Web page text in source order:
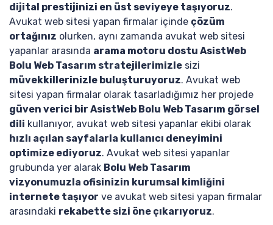
dijital prestijinizi en üst seviyeye taşıyoruz.
Avukat web sitesi yapan firmalar içinde çözüm
ortağınız olurken, aynı zamanda avukat web sitesi
yapanlar arasında arama motoru dostu AsistWeb
Bolu Web Tasarım stratejilerimizle sizi
müvekkillerinizle buluşturuyoruz. Avukat web
sitesi yapan firmalar olarak tasarladığımız her projede
güven verici bir AsistWeb Bolu Web Tasarım görsel
dili kullanıyor, avukat web sitesi yapanlar ekibi olarak
hızlı açılan sayfalarla kullanıcı deneyimini
optimize ediyoruz. Avukat web sitesi yapanlar
grubunda yer alarak Bolu Web Tasarım
vizyonumuzla ofisinizin kurumsal kimliğini
internete taşıyor ve avukat web sitesi yapan firmalar
arasındaki rekabette sizi öne çıkarıyoruz.